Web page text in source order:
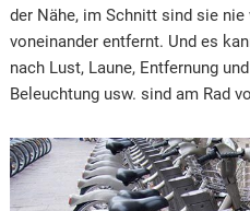
der Nähe, im Schnitt sind sie
voneinander entfernt. Und es
nach Lust, Laune, Entfernung
Beleuchtung usw. sind am Rad